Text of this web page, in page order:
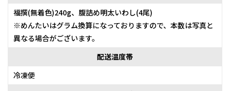
福撰(無着色)240g、腹詰め明太いわし(4尾)
※めんたいはグラム換算になっておりますので、本数は写真と
異なる場合がございます。
配送温度帯
冷凍便